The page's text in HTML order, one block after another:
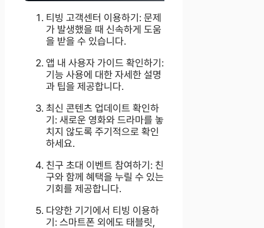
티빙 고객센터 이용하기: 문제
가 발생했을 때 신속하게 도움
을 받을 수 있습니다.
앱 내 사용자 가이드 확인하기:
기능 사용에 대한 자세한 설명
과 팁을 제공합니다.
최신 콘텐츠 업데이트 확인하
기: 새로운 영화와 드라마를 놓
치지 않도록 주기적으로 확인
하세요.
친구 초대 이벤트 참여하기: 친
구와 함께 혜택을 누릴 수 있는
기회를 제공합니다.
다양한 기기에서 티빙 이용하
기: 스마트폰 외에도 태블릿,